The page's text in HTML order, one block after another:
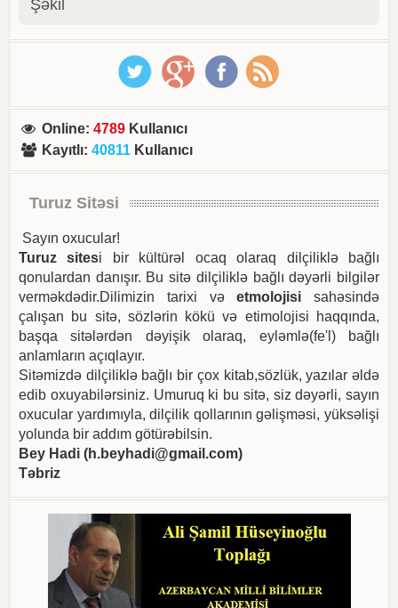
Şəkil
Online:4789 Kullanıcı
Kayıtlı:40811 Kullanıcı
Turuz Sitəsi
Sayın oxucular!
Turuz sitesi bir kültürəl ocaq olaraq dilçiliklə bağlı
qonulardan danışır. Bu sitə dilçiliklə bağlı dəyərli bilgilər
verməkdədir.Dilimizin tarixi vəetmolojisi sahəsində
çalışan bu sitə, sözlərin kökü və etimolojisi haqqında,
başqa sitələrdən dəyişik olaraq, eyləmlə(fe'l) bağlı
anlamların açıqlayır.
Sitəmizdə dilçiliklə bağlı bir çox kitab,sözlük, yazılar əldə
edib oxuyabilərsiniz. Umuruq ki bu sitə, siz dəyərli, sayın
oxucular yardımıyla, dilçilik qollarının gəlişməsi, yüksəlişi
yolunda bir addım götürəbilsin.
Bey Hadi (h.beyhadi@gmail.com)
Təbriz